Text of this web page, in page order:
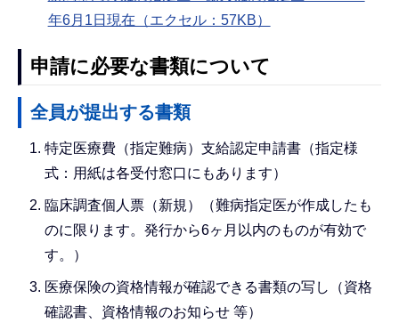
年6月1日現在（エクセル：57KB）
申請に必要な書類について
全員が提出する書類
特定医療費（指定難病）支給認定申請書（指定様
式：用紙は各受付窓口にもあります）
臨床調査個人票（新規）（難病指定医が作成したも
のに限ります。発行から6ヶ月以内のものが有効で
す。）
医療保険の資格情報が確認できる書類の写し（資格
確認書、資格情報のお知らせ 等）